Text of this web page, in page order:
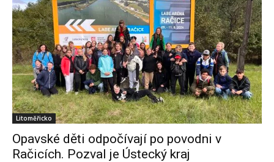
Litoměřicko
Opavské děti odpočívají po povodni v
Račicích. Pozval je Ústecký kraj